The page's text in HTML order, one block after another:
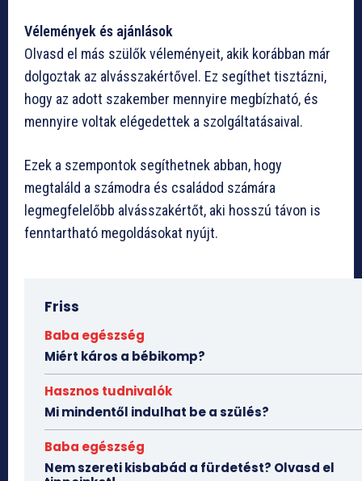
Vélemények és ajánlások
Olvasd el más szülők véleményeit, akik korábban már
dolgoztak az alvásszakértővel. Ez segíthet tisztázni,
hogy az adott szakember mennyire megbízható, és
mennyire voltak elégedettek a szolgáltatásaival.
Ezek a szempontok segíthetnek abban, hogy
megtaláld a számodra és családod számára
legmegfelelőbb alvásszakértőt, aki hosszú távon is
fenntartható megoldásokat nyújt.
Friss
Baba egészség
Miért káros a bébikomp?
Hasznos tudnivalók
Mi mindentől indulhat be a szülés?
Baba egészség
Nem szereti kisbabád a fürdetést? Olvasd el